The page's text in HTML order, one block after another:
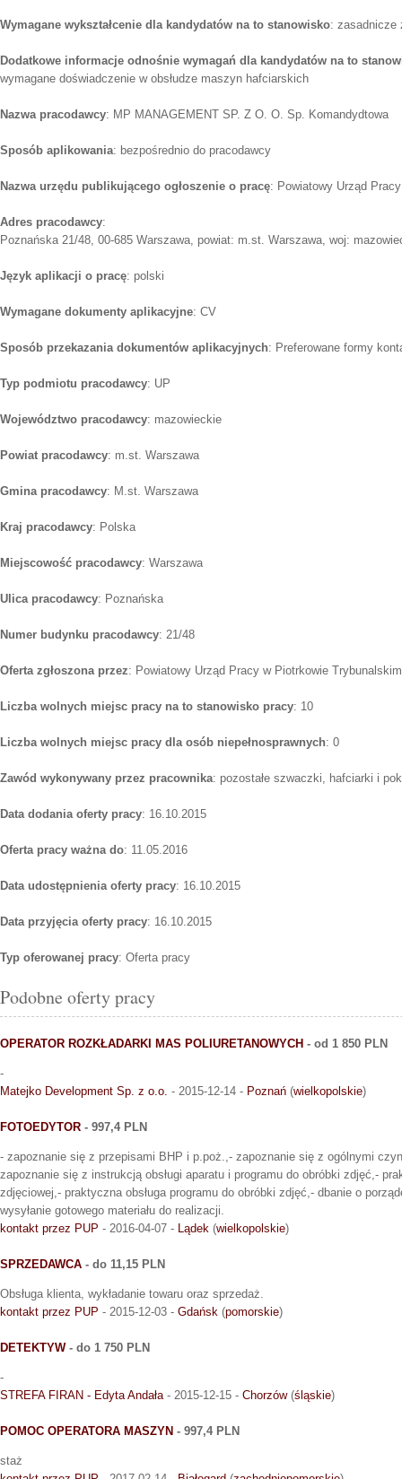
Wymagane wykształcenie dla kandydatów na to stanowisko: zasadnicze
Dodatkowe informacje odnośnie wymagań dla kandydatów na to
wymagane doświadczenie w obsłudze maszyn hafciarskich
Nazwa pracodawcy: MP MANAGEMENT SP. Z O. O. Sp. Komandydtowa
Sposób aplikowania: bezpośrednio do pracodawcy
Nazwa urzędu publikującego ogłoszenie o pracę: Powiatowy Urząd
Adres pracodawcy:
Poznańska 21/48, 00-685 Warszawa, powiat: m.st. Warszawa, woj:
Język aplikacji o pracę: polski
Wymagane dokumenty aplikacyjne: CV
Sposób przekazania dokumentów aplikacyjnych: Preferowane formy
Typ podmiotu pracodawcy: UP
Województwo pracodawcy: mazowieckie
Powiat pracodawcy: m.st. Warszawa
Gmina pracodawcy: M.st. Warszawa
Kraj pracodawcy: Polska
Miejscowość pracodawcy: Warszawa
Ulica pracodawcy: Poznańska
Numer budynku pracodawcy: 21/48
Oferta zgłoszona przez: Powiatowy Urząd Pracy w Piotrkowie Trybunalskim
Liczba wolnych miejsc pracy na to stanowisko pracy: 10
Liczba wolnych miejsc pracy dla osób niepełnosprawnych: 0
Zawód wykonywany przez pracownika: pozostałe szwaczki, hafciarki i
Data dodania oferty pracy: 16.10.2015
Oferta pracy ważna do: 11.05.2016
Data udostępnienia oferty pracy: 16.10.2015
Data przyjęcia oferty pracy: 16.10.2015
Typ oferowanej pracy: Oferta pracy
Podobne oferty pracy
OPERATOR ROZKŁADARKI MAS POLIURETANOWYCH - od 1 850 PLN
-
Matejko Development Sp. z o.o. - 2015-12-14 - Poznań (wielkopolskie)
FOTOEDYTOR - 997,4 PLN
- zapoznanie się z przepisami BHP i p.poż.,- zapoznanie się z ogólnymi
zapoznanie się z instrukcją obsługi aparatu i programu do obróbki zdjęć,-
zdjęciowej,- praktyczna obsługa programu do obróbki zdjęć,- dbanie o
wysyłanie gotowego materiału do realizacji.
kontakt przez PUP - 2016-04-07 - Lądek (wielkopolskie)
SPRZEDAWCA - do 11,15 PLN
Obsługa klienta, wykładanie towaru oraz sprzedaż.
kontakt przez PUP - 2015-12-03 - Gdańsk (pomorskie)
DETEKTYW- do 1 750 PLN
-
STREFA FIRAN - Edyta Andała- 2015-12-15 - Chorzów(śląskie)
POMOC OPERATORA MASZYN - 997,4 PLN
staż